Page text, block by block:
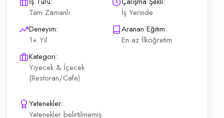
Tam Zamanlı
İş Yerinde
Deneyim:
1+ Yıl
Aranan Eğitim:
En az İlköğretim
Kategori:
Yiyecek & İçecek
(Restoran/Cafe)
Yetenekler:
Yetenekler belirtilmemiş